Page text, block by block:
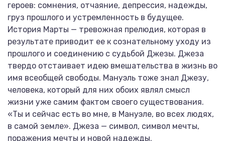
героев: сомнения, отчаяние, депрессия, надежды,
груз прошлого и устремленность в будущее.
История Марты — тревожная прелюдия, которая в
результате приводит ее к сознательному уходу из
прошлого и соединению с судьбой Джезы. Джеза
твердо отстаивает идею вмешательства в жизнь во
имя всеобщей свободы. Мануэль тоже знал Джезу,
человека, который для них обоих являл смысл
жизни уже самим фактом своего существования.
«Ты и сейчас есть во мне, в Мануэле, во всех людях,
в самой земле». Джеза — символ, символ мечты,
поражения мечты и новой надежды.